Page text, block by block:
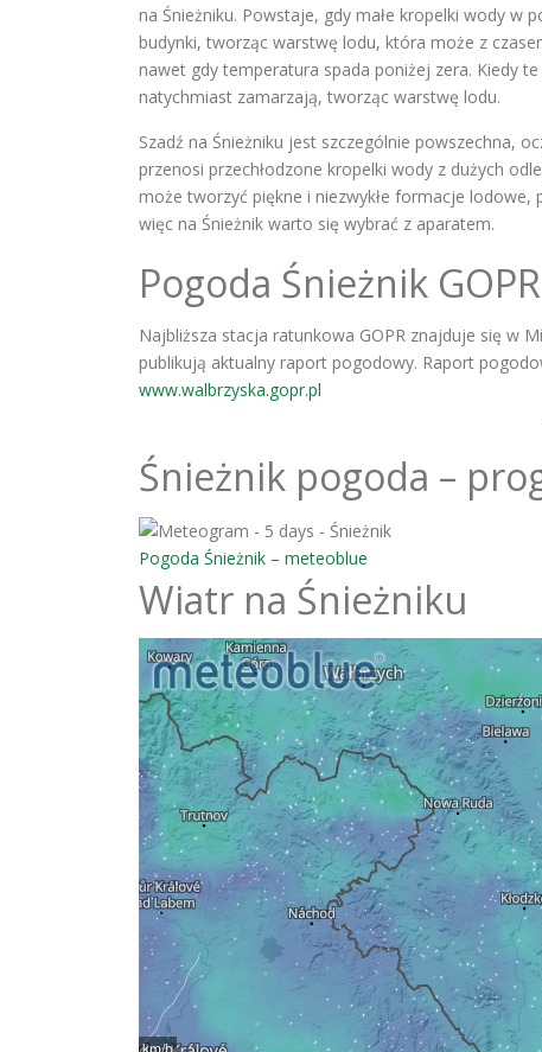
na Śnieżniku. Powstaje, gdy małe kropelki wody w
budynki, tworząc warstwę lodu, która może z
nawet gdy temperatura spada poniżej zera. Kiedy
natychmiast zamarzają, tworząc warstwę lodu.
Szadź na Śnieżniku jest szczególnie powszechna,
przenosi przechłodzone kropelki wody z dużych
może tworzyć piękne i niezwykłe formacje
więc na Śnieżnik warto się wybrać z aparatem.
Pogoda Śnieżnik GOPR
Najbliższa stacja ratunkowa GOPR znajduje się w
publikują aktualny raport pogodowy. Raport
www.walbrzyska.gopr.pl
Śnieżnik pogoda –
Pogoda Śnieżnik – meteoblue
Wiatr na Śnieżniku